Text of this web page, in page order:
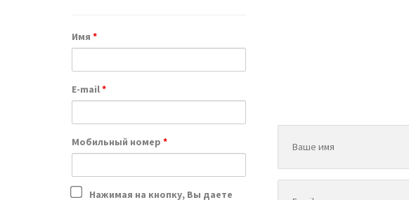
Имя *
E-mail*
Мобильный номер *
Нажимая на кнопку, Вы даете